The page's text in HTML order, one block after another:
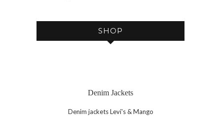
SHOP
Denim Jackets
Denim jackets Levi's & Mango